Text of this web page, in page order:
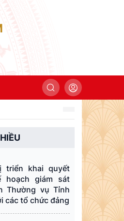
triển khai quyết
hoạch giám sát
Thường vụ Tỉnh
các tổ chức đảng